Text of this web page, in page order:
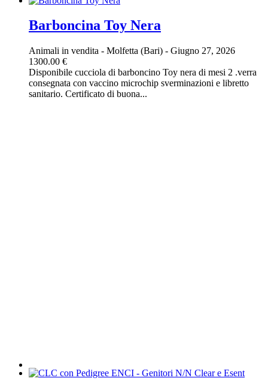
Barboncina Toy Nera
Animali in vendita - Molfetta (Bari) - Giugno 27, 2026
1300.00 €
Disponibile cucciola di barboncino Toy nera di mesi 2 .verra
consegnata con vaccino microchip sverminazioni e libretto
sanitario. Certificato di buona...